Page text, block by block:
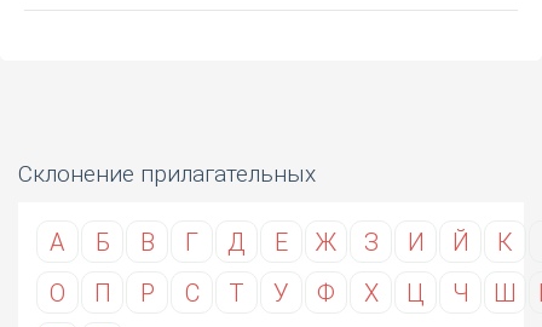
Склонение прилагательных
А Б В Г Д Е Ж З И Й К
О
П Р С Т У Ф Х Ц Ч Ш